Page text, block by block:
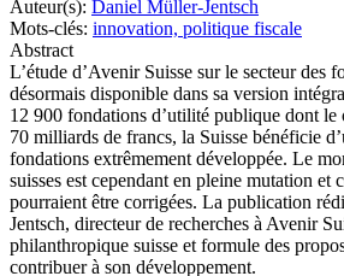
Auteur(s): Daniel Müller-Jentsch
Mots-clés: innovation, politique fiscale
Abstract
L’étude d’Avenir Suisse sur le secteur des
désormais disponible dans sa version
12 900 fondations d’utilité publique dont le
70 milliards de francs, la Suisse bénéficie
fondations extrêmement développée. Le
suisses est cependant en pleine mutation et
pourraient être corrigées. La publication
Jentsch, directeur de recherches à Avenir
philanthropique suisse et formule des
contribuer à son développement.